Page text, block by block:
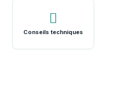
Conseils techniques